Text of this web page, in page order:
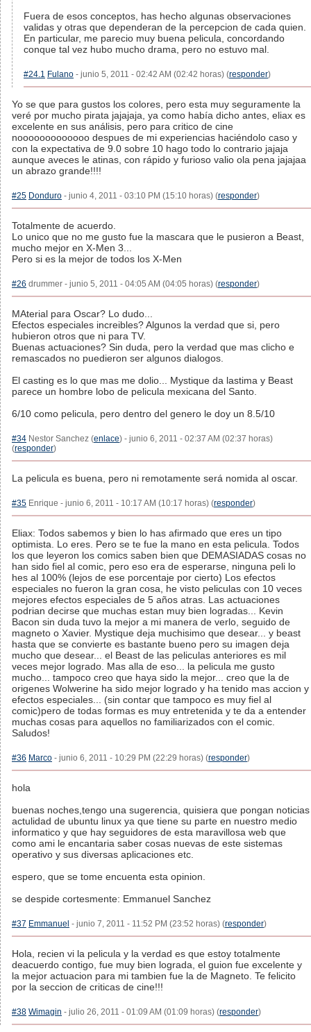
Fuera de esos conceptos, has hecho algunas observaciones
validas y otras que dependeran de la percepcion de cada quien.
En particular, me parecio muy buena pelicula, concordando
conque tal vez hubo mucho drama, pero no estuvo mal.
#24.1 Fulano - junio 5, 2011 - 02:42 AM (02:42 horas) (responder)
Yo se que para gustos los colores, pero esta muy seguramente la
veré por mucho pirata jajajaja, ya como había dicho antes, eliax es
excelente en sus análisis, pero para critico de cine
nooooooooooooo despues de mi experiencias haciéndolo caso y
con la expectativa de 9.0 sobre 10 hago todo lo contrario jajaja
aunque aveces le atinas, con rápido y furioso valio ola pena jajajaa
un abrazo grande!!!!
#25 Donduro - junio 4, 2011 - 03:10 PM (15:10 horas) (responder)
Totalmente de acuerdo.
Lo unico que no me gusto fue la mascara que le pusieron a Beast,
mucho mejor en X-Men 3...
Pero si es la mejor de todos los X-Men
#26 drummer - junio 5, 2011 - 04:05 AM (04:05 horas) (responder)
MAterial para Oscar? Lo dudo...
Efectos especiales increibles? Algunos la verdad que si, pero
hubieron otros que ni para TV.
Buenas actuaciones? Sin duda, pero la verdad que mas clicho e
remascados no puedieron ser algunos dialogos.
El casting es lo que mas me dolio... Mystique da lastima y Beast
parece un hombre lobo de pelicula mexicana del Santo.
6/10 como pelicula, pero dentro del genero le doy un 8.5/10
#34 Nestor Sanchez (enlace) - junio 6, 2011 - 02:37 AM (02:37 horas)
(responder)
La pelicula es buena, pero ni remotamente será nomida al oscar.
#35 Enrique - junio 6, 2011 - 10:17 AM (10:17 horas) (responder)
Eliax: Todos sabemos y bien lo has afirmado que eres un tipo
optimista. Lo eres. Pero se te fue la mano en esta pelicula. Todos
los que leyeron los comics saben bien que DEMASIADAS cosas no
han sido fiel al comic, pero eso era de esperarse, ninguna peli lo
hes al 100% (lejos de ese porcentaje por cierto) Los efectos
especiales no fueron la gran cosa, he visto peliculas con 10 veces
mejores efectos especiales de 5 años atras. Las actuaciones
podrian decirse que muchas estan muy bien logradas... Kevin
Bacon sin duda tuvo la mejor a mi manera de verlo, seguido de
magneto o Xavier. Mystique deja muchisimo que desear... y beast
hasta que se convierte es bastante bueno pero su imagen deja
mucho que desear... el Beast de las peliculas anteriores es mil
veces mejor logrado. Mas alla de eso... la pelicula me gusto
mucho... tampoco creo que haya sido la mejor... creo que la de
origenes Wolwerine ha sido mejor logrado y ha tenido mas accion y
efectos especiales... (sin contar que tampoco es muy fiel al
comic)pero de todas formas es muy entretenida y te da a entender
muchas cosas para aquellos no familiarizados con el comic.
Saludos!
#36 Marco - junio 6, 2011 - 10:29 PM (22:29 horas) (responder)
hola
buenas noches,tengo una sugerencia, quisiera que pongan noticias
actulidad de ubuntu linux ya que tiene su parte en nuestro medio
informatico y que hay seguidores de esta maravillosa web que
como ami le encantaria saber cosas nuevas de este sistemas
operativo y sus diversas aplicaciones etc.
espero, que se tome encuenta esta opinion.
se despide cortesmente: Emmanuel Sanchez
#37 Emmanuel - junio 7, 2011 - 11:52 PM (23:52 horas) (responder)
Hola, recien vi la pelicula y la verdad es que estoy totalmente
deacuerdo contigo, fue muy bien lograda, el guion fue excelente y
la mejor actuacion para mi tambien fue la de Magneto. Te felicito
por la seccion de criticas de cine!!!
#38 Wimagin - julio 26, 2011 - 01:09 AM (01:09 horas) (responder)